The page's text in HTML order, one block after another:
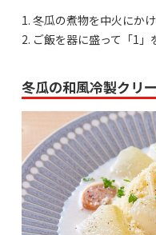
1. 冬瓜の煮物を中火にか
2. ご飯を器に盛って「1」
冬瓜の和風冷製クリ